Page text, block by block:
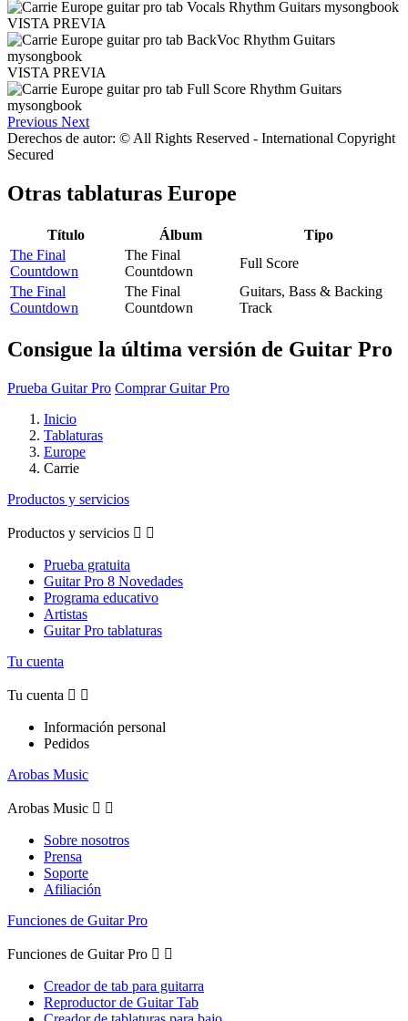
VISTA PREVIA
VISTA PREVIA
Previous Next
Derechos de autor: © All Rights Reserved - International Copyright
Secured
Otras tablaturas Europe
Título Álbum
Tipo
The Final
Countdown
The Final
Countdown
Full Score
The Final
Countdown
The Final
Countdown
Guitars, Bass & Backing
Track
Consigue la última versión de Guitar Pro
Prueba Guitar Pro Comprar Guitar Pro
Inicio
Tablaturas
Europe
Carrie
Productos y servicios
Productos y servicios  
Prueba gratuita
Guitar Pro 8 Novedades
Programa educativo
Artistas
Guitar Pro tablaturas
Tu cuenta
Tu cuenta  
Información personal
Pedidos
Arobas Music
Arobas Music  
Sobre nosotros
Prensa
Soporte
Afiliación
Funciones de Guitar Pro
Funciones de Guitar Pro  
Creador de tab para guitarra
Reproductor de Guitar Tab